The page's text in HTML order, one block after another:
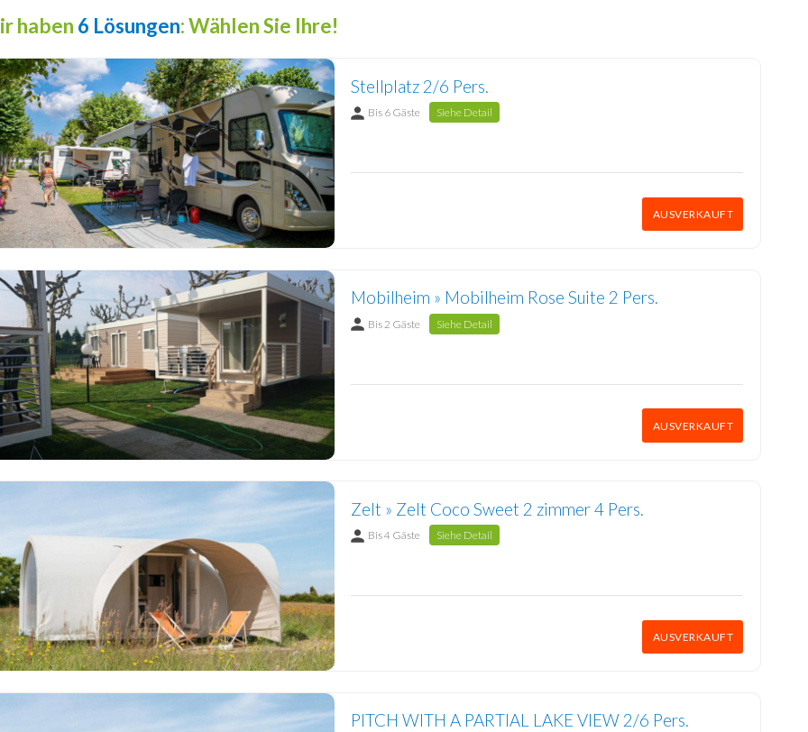
haben 6 Lösungen: Wählen Sie Ihre!
Stellplatz 2/6 Pers.
Bis 6 Gäste Siehe Detail
AUSVERKAUFT
Mobilheim » Mobilheim Rose Suite 2 Pers.
Bis 2 Gäste Siehe Detail
AUSVERKAUFT
Zelt » Zelt Coco Sweet 2 zimmer 4 Pers.
Bis 4 Gäste Siehe Detail
AUSVERKAUFT
PITCH WITH A PARTIAL LAKE VIEW 2/6 Pers.